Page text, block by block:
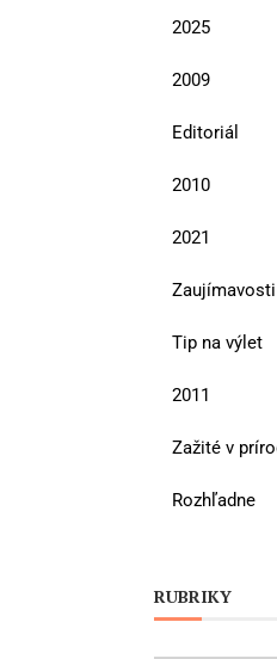
2025
2009
Editoriál
2010
2021
Zaujímavosti
Tip na výlet
2011
Zažité v
Rozhľadne
RUBRIKY